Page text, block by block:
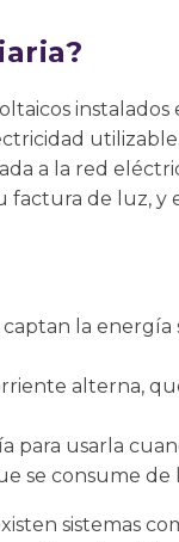
a la red
de luz, y
captan la
alterna,
para usarla
se consume
sistemas